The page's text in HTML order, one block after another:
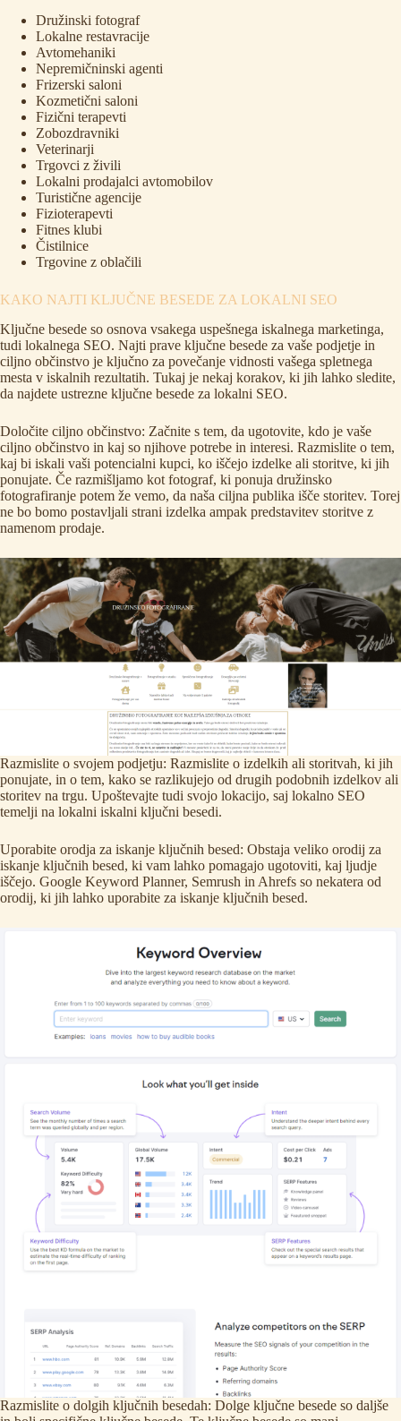
Družinski fotograf
Lokalne restavracije
Avtomehaniki
Nepremičninski agenti
Frizerski saloni
Kozmetični saloni
Fizični terapevti
Zobozdravniki
Veterinarji
Trgovci z živili
Lokalni prodajalci avtomobilov
Turistične agencije
Fizioterapevti
Fitnes klubi
Čistilnice
Trgovine z oblačili
KAKO NAJTI KLJUČNE BESEDE ZA LOKALNI SEO
Ključne besede so osnova vsakega uspešnega iskalnega marketinga,
tudi lokalnega SEO. Najti prave ključne besede za vaše podjetje in
ciljno občinstvo je ključno za povečanje vidnosti vašega spletnega
mesta v iskalnih rezultatih. Tukaj je nekaj korakov, ki jih lahko sledite,
da najdete ustrezne ključne besede za lokalni SEO.
Določite ciljno občinstvo: Začnite s tem, da ugotovite, kdo je vaše
ciljno občinstvo in kaj so njihove potrebe in interesi. Razmislite o tem,
kaj bi iskali vaši potencialni kupci, ko iščejo izdelke ali storitve, ki jih
ponujate. Če razmišljamo kot fotograf, ki ponuja družinsko
fotografiranje potem že vemo, da naša ciljna publika išče storitev. Torej
ne bo bomo postavljali strani izdelka ampak predstavitev storitve z
namenom prodaje.
Razmislite o svojem podjetju: Razmislite o izdelkih ali storitvah, ki jih
ponujate, in o tem, kako se razlikujejo od drugih podobnih izdelkov ali
storitev na trgu. Upoštevajte tudi svojo lokacijo, saj lokalno SEO
temelji na lokalni iskalni ključni besedi.
Uporabite orodja za iskanje ključnih besed: Obstaja veliko orodij za
iskanje ključnih besed, ki vam lahko pomagajo ugotoviti, kaj ljudje
iščejo. Google Keyword Planner, Semrush in Ahrefs so nekatera od
orodij, ki jih lahko uporabite za iskanje ključnih besed.
Razmislite o dolgih ključnih besedah: Dolge ključne besede so daljše